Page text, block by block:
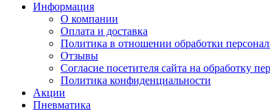
Информация
О компании
Оплата и доставка
Политика в отношении обработки
Отзывы
Согласие посетителя сайта на обработку
Политика конфиденциальности
Акции
Пневматика